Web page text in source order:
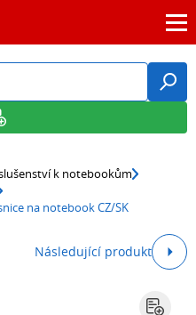
k notebookům
na notebook CZ/SK
Následující produkt